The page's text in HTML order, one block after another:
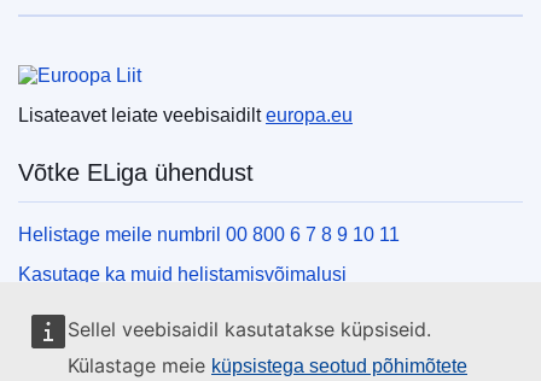
Sellel veebisaidil kasutatakse küpsiseid.
Külastage meie küpsistega seotud põhimõtete
Euroopa Liit
Lisateavet leiate veebisaidilteuropa.eu
Võtke ELiga ühendust
Helistage meile numbril 00 800 6 7 8 9 10 11
Kasutage ka muid helistamisvõimalusi
Kirjutage meile kontaktvormi vahendusel
Külastage meid ELi teabekeskuses